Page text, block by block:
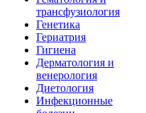
трансфузиология
Генетика
Гериатрия
Гигиена
Дерматология и
венерология
Диетология
Инфекционные